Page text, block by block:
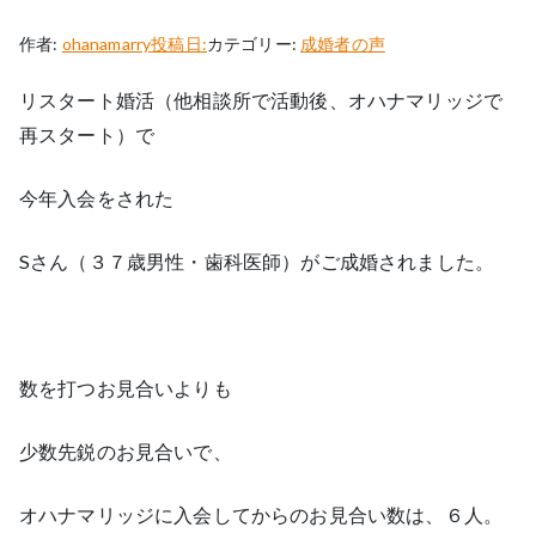
作者: ohanamarry投稿日:カテゴリー: 成婚者の声
リスタート婚活（他相談所で活動後、オハナマリッジで
再スタート）で
今年入会をされた
Sさん（３７歳男性・歯科医師）がご成婚されました。
数を打つお見合いよりも
少数先鋭のお見合いで、
オハナマリッジに入会してからのお見合い数は、６人。